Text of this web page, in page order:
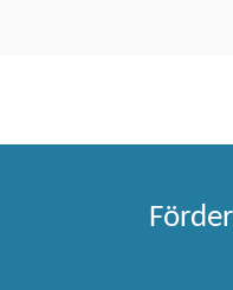
Begleitung der
von Maßnahmen zur